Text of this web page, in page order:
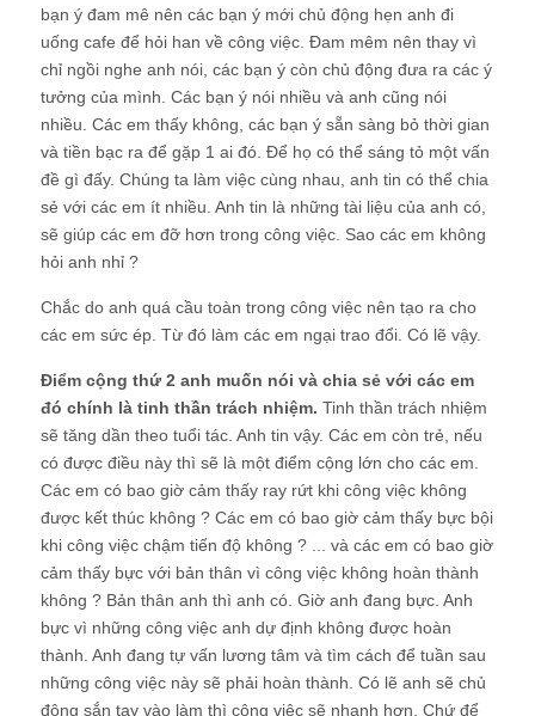
bạn ý đam mê nên các bạn ý mới chủ động hẹn anh đi
uống cafe để hỏi han về công việc. Đam mêm nên thay vì
chỉ ngồi nghe anh nói, các bạn ý còn chủ động đưa ra các ý
tưởng của mình. Các bạn ý nói nhiều và anh cũng nói
nhiều. Các em thấy không, các bạn ý sẵn sàng bỏ thời gian
và tiền bạc ra để gặp 1 ai đó. Để họ có thể sáng tỏ một vấn
đề gì đấy. Chúng ta làm việc cùng nhau, anh tin có thể chia
sẻ với các em ít nhiều. Anh tin là những tài liệu của anh có,
sẽ giúp các em đỡ hơn trong công việc. Sao các em không
hỏi anh nhỉ ?
Chắc do anh quá cầu toàn trong công việc nên tạo ra cho
các em sức ép. Từ đó làm các em ngại trao đổi. Có lẽ vậy.
Điểm cộng thứ 2 anh muốn nói và chia sẻ với các em
đó chính là tinh thần trách nhiệm. Tinh thần trách nhiệm
sẽ tăng dần theo tuổi tác. Anh tin vậy. Các em còn trẻ, nếu
có được điều này thì sẽ là một điểm cộng lớn cho các em.
Các em có bao giờ cảm thấy ray rứt khi công việc không
được kết thúc không ? Các em có bao giờ cảm thấy bực bội
khi công việc chậm tiến độ không ? ... và các em có bao giờ
cảm thấy bực với bản thân vì công việc không hoàn thành
không ? Bản thân anh thì anh có. Giờ anh đang bực. Anh
bực vì những công việc anh dự định không được hoàn
thành. Anh đang tự vấn lương tâm và tìm cách để tuần sau
những công việc này sẽ phải hoàn thành. Có lẽ anh sẽ chủ
động sắn tay vào làm thì công việc sẽ nhanh hơn. Chứ để